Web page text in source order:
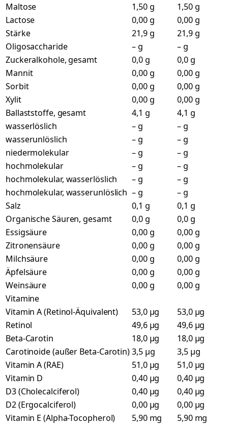
Maltose
1,50 g
1,50 g
Lactose
0,00 g
0,00 g
Stärke
21,9 g
21,9 g
Oligosaccharide
– g
– g
Zuckeralkohole, gesamt
0,0 g
0,0 g
Mannit
0,00 g
0,00 g
Sorbit
0,00 g
0,00 g
Xylit
0,00 g
0,00 g
Ballaststoffe, gesamt
4,1 g
4,1 g
wasserlöslich
– g
– g
wasserunlöslich
– g
– g
niedermolekular
– g
– g
hochmolekular
– g
– g
hochmolekular, wasserlöslich
– g
– g
hochmolekular, wasserunlöslich – g
– g
Salz
0,1 g
0,1 g
Organische Säuren, gesamt
0,0 g
0,0 g
Essigsäure
0,00 g
0,00 g
Zitronensäure
0,00 g
0,00 g
Milchsäure
0,00 g
0,00 g
Äpfelsäure
0,00 g
0,00 g
Weinsäure
0,00 g
0,00 g
Vitamine
Vitamin A (Retinol-Äquivalent)
53,0 µg
53,0 µg
Retinol
49,6 µg
49,6 µg
Beta-Carotin
18,0 µg
18,0 µg
Carotinoide (außer Beta-Carotin)3,5 µg
3,5 µg
Vitamin A (RAE)
51,0 µg
51,0 µg
Vitamin D
0,40 µg
0,40 µg
D3 (Cholecalciferol)
0,40 µg
0,40 µg
D2 (Ergocalciferol)
0,00 µg
0,00 µg
Vitamin E (Alpha-Tocopherol)
5,90 mg
5,90 mg